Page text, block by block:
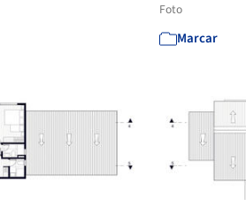
Foto
Marcar